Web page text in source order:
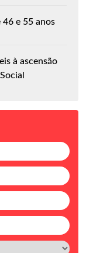
e 55 anos
à ascensão